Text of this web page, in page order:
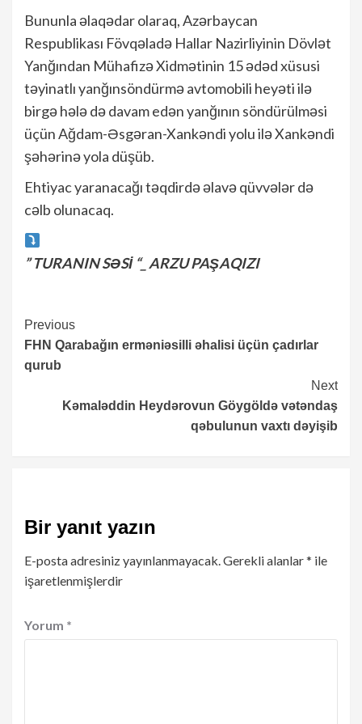
Bununla əlaqədar olaraq, Azərbaycan
Respublikası Fövqəladə Hallar Nazirliyinin Dövlət
Yanğından Mühafizə Xidmətinin 15 ədəd xüsusi
təyinatlı yanğınsöndürmə avtomobili heyəti ilə
birgə hələ də davam edən yanğının söndürülməsi
üçün Ağdam-Əsgəran-Xankəndi yolu ilə Xankəndi
şəhərinə yola düşüb.
Ehtiyac yaranacağı təqdirdə əlavə qüvvələr də
cəlb olunacaq.
” TURANIN SƏSİ “_ ARZU PAŞAQIZI
Continue
Reading
Previous
FHN Qarabağın erməniəsilli əhalisi üçün çadırlar
qurub
Next
Kəmaləddin Heydərovun Göygöldə vətəndaş
qəbulunun vaxtı dəyişib
Bir yanıt yazın
E-posta adresiniz yayınlanmayacak.Gerekli alanlar* ile
işaretlenmişlerdir
Yorum *